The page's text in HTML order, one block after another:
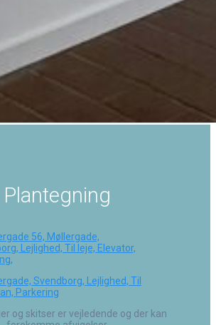
Plantegning
og skitser er vejledende og der kan